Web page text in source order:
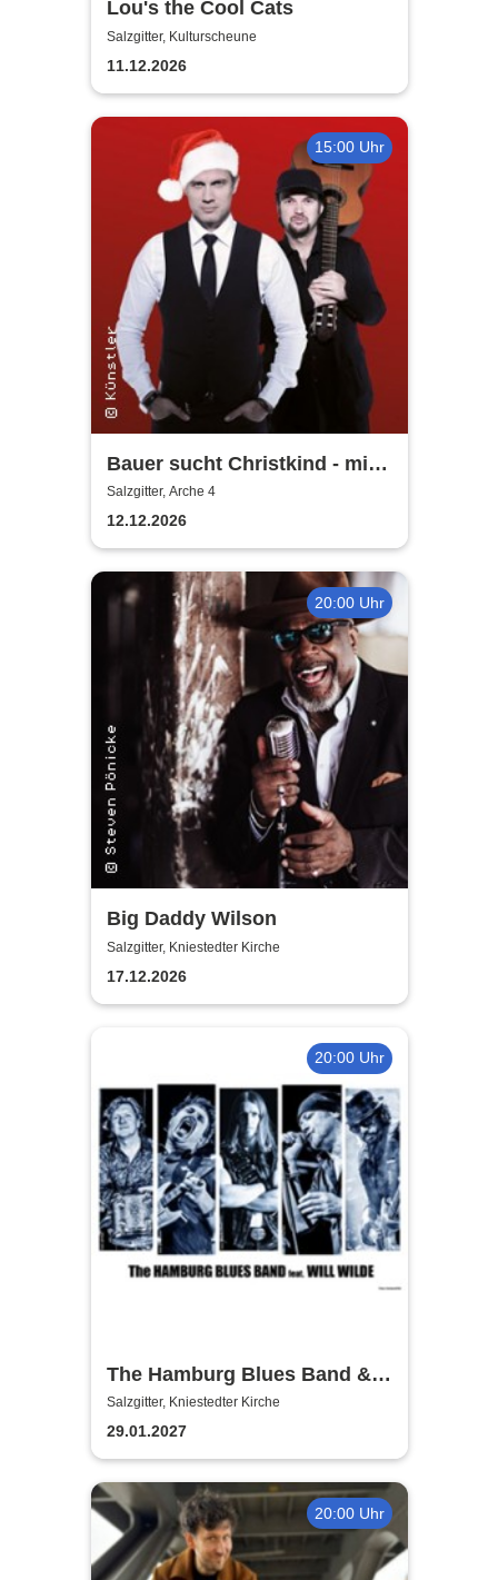
Lou's the Cool Cats
Salzgitter, Kulturscheune
11.12.2026
15:00 Uhr
Bauer sucht Christkind - mit
Ralf Bauer & Pat Fritz
Salzgitter, Arche 4
12.12.2026
20:00 Uhr
Big Daddy Wilson
Salzgitter, Kniestedter Kirche
17.12.2026
20:00 Uhr
The Hamburg Blues Band &
Friends
Salzgitter, Kniestedter Kirche
29.01.2027
20:00 Uhr